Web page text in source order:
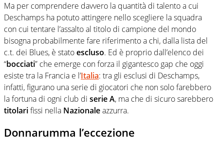
Ma per comprendere davvero la quantità di talento a cui
Deschamps ha potuto attingere nello scegliere la squadra
con cui tentare l’assalto al titolo di campione del mondo
bisogna probabilmente fare riferimento a chi, dalla lista del
c.t. dei Blues, è statoescluso. Ed è proprio dall’elenco dei
“bocciati” che emerge con forza il gigantesco gap che oggi
esiste tra la Francia e l’Italia: tra gli esclusi di Deschamps,
infatti, figurano una serie di giocatori che non solo farebbero
la fortuna di ogni club di serie A, ma che di sicuro sarebbero
titolarifissi nella Nazionaleazzurra.
Donnarumma l’eccezione